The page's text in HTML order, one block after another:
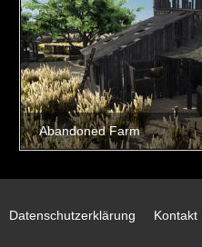
Datenschutzerklärung Kontakt